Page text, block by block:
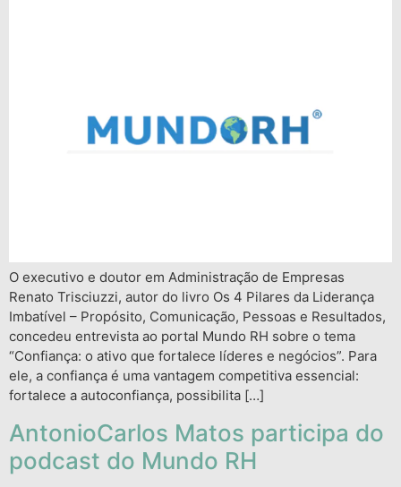
O executivo e doutor em Administração de Empresas
Renato Trisciuzzi, autor do livro Os 4 Pilares da Liderança
Imbatível – Propósito, Comunicação, Pessoas e Resultados,
concedeu entrevista ao portal Mundo RH sobre o tema
“Confiança: o ativo que fortalece líderes e negócios”. Para
ele, a confiança é uma vantagem competitiva essencial:
fortalece a autoconfiança, possibilita […]
AntonioCarlos Matos participa do
podcast do Mundo RH